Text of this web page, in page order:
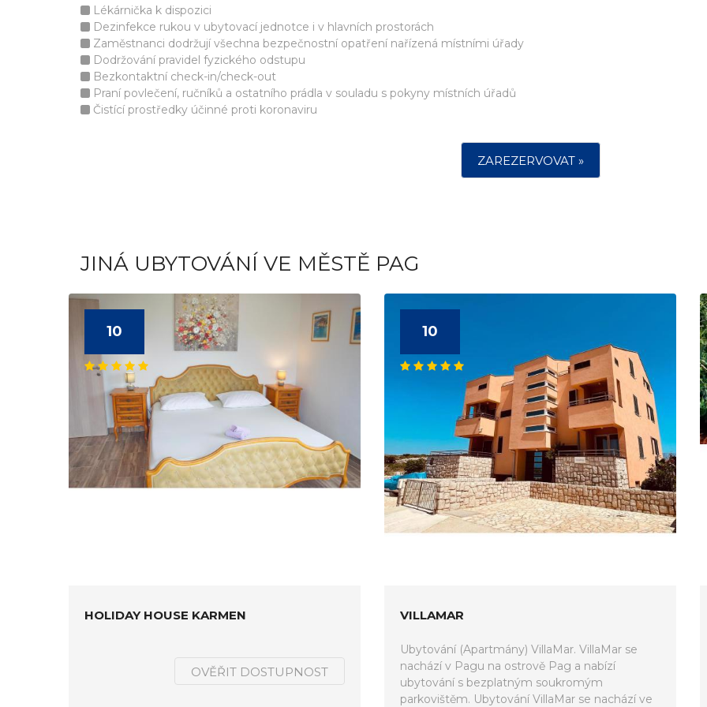
Lékárnička k dispozici
Dezinfekce rukou v ubytovací jednotce i v hlavních prostorách
Zaměstnanci dodržují všechna bezpečnostní opatření nařízená místními úřady
Dodržování pravidel fyzického odstupu
Bezkontaktní check-in/check-out
Praní povlečení, ručníků a ostatního prádla v souladu s pokyny místních úřadů
Čistící prostředky účinné proti koronaviru
ZAREZERVOVAT »
JINÁ UBYTOVÁNÍ VE MĚSTĚ PAG
10
HOLIDAY HOUSE KARMEN
OVĚŘIT DOSTUPNOST
10
VILLAMAR
Ubytování (Apartmány) VillaMar. VillaMar se
nachází v Pagu na ostrově Pag a nabízí
ubytování s bezplatným soukromým
parkovištěm. Ubytování VillaMar se nachází ve